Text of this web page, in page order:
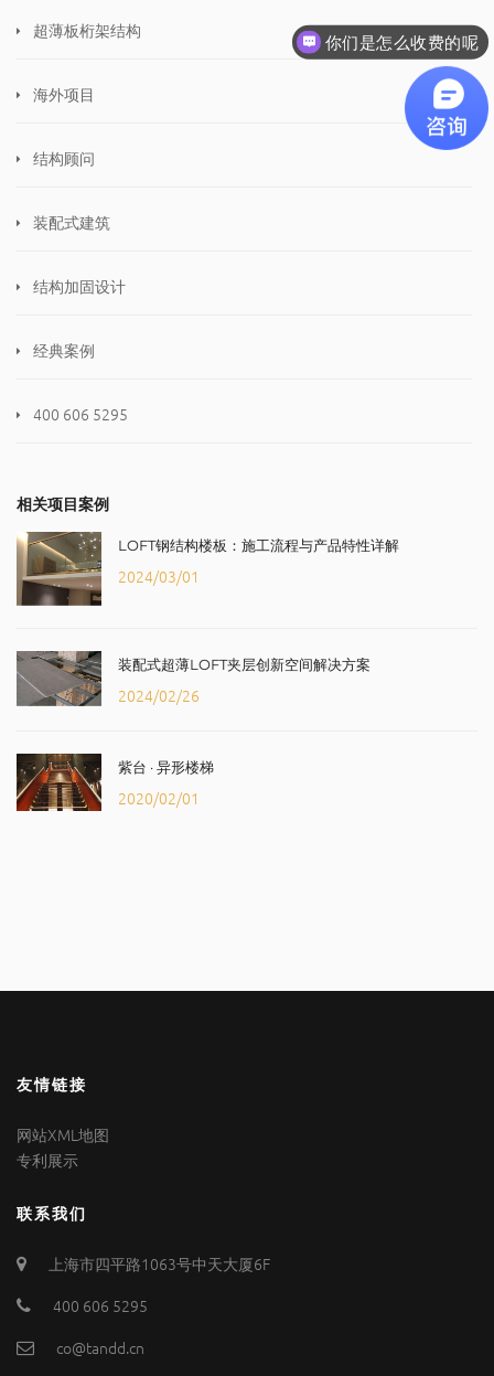
超薄板桁架结构
海外项目
结构顾问
装配式建筑
结构加固设计
经典案例
400 606 5295
相关项目案例
LOFT钢结构楼板：施工流程与产品特性详解
2024/03/01
装配式超薄LOFT夹层创新空间解决方案
2024/02/26
紫台 · 异形楼梯
2020/02/01
友情链接
网站XML地图
专利展示
联系我们
上海市四平路1063号中天大厦6F
400 606 5295
co@tandd.cn
你们是怎么收费的呢